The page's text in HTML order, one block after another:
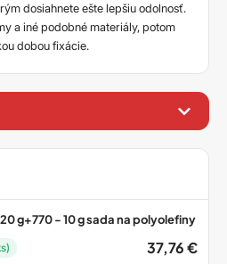
dosiahnete ešte lepšiu odolnosť.
a iné podobné materiály, potom
dobou fixácie.
g+770 - 10 g sada na polyolefiny
37,76€